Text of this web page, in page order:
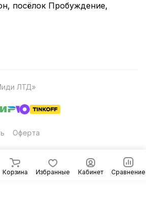
Корзина Избранные Кабинет Сравнение
посёлок Пробуждение,
ЛТД»
Оферта